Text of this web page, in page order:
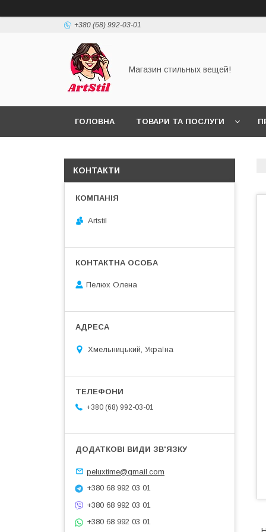
+380 (68) 992-03-01
Магазин стильных вещей!
ГОЛОВНА ТОВАРИ ТА ПОСЛУГИ
КОНТАКТИ
Artstil
Пелюх Олена
Хмельницький, Україна
+380 (68) 992-03-01
peluxtime@gmail.com
+380 68 992 03 01
+380 68 992 03 01
+380 68 992 03 01